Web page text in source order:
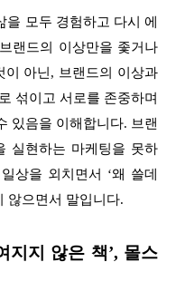
을 모두 경험하고 다시 에
랜드의 이상만을 좇거나
이 아닌, 브랜드의 이상과
섞이고 서로를 존중하며
있음을 이해합니다. 브랜
실현하는 마케팅을 못하
상을 외치면서 ‘왜 쓸데
않으면서 말입니다.
지지 않은 책’, 몰스